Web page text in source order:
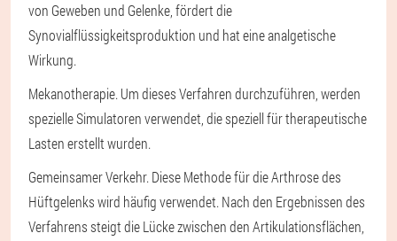
von Geweben und Gelenke, fördert die
Synovialflüssigkeitsproduktion und hat eine analgetische
Wirkung.
Mekanotherapie. Um dieses Verfahren durchzuführen, werden
spezielle Simulatoren verwendet, die speziell für therapeutische
Lasten erstellt wurden.
Gemeinsamer Verkehr. Diese Methode für die Arthrose des
Hüftgelenks wird häufig verwendet. Nach den Ergebnissen des
Verfahrens steigt die Lücke zwischen den Artikulationsflächen,